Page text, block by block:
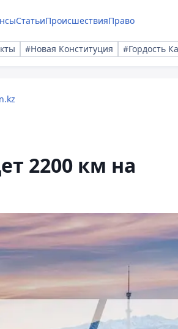
СтатьиПроисшествияПраво
#Новая Конституция #Гордость
2200 км на